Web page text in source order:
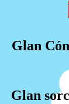
Glan Cón
Glan